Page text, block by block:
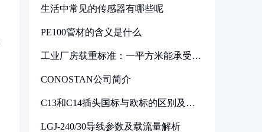
生活中常见的传感器有哪些呢
PE100管材的含义是什么
工业厂房载重标准：一平方米能承受多
CONOSTAN公司简介
C13和C14插头国标与欧标的区别及其
LGJ-240/30导线参数及载流量解析